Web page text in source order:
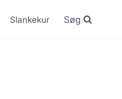
Slankekur Søg